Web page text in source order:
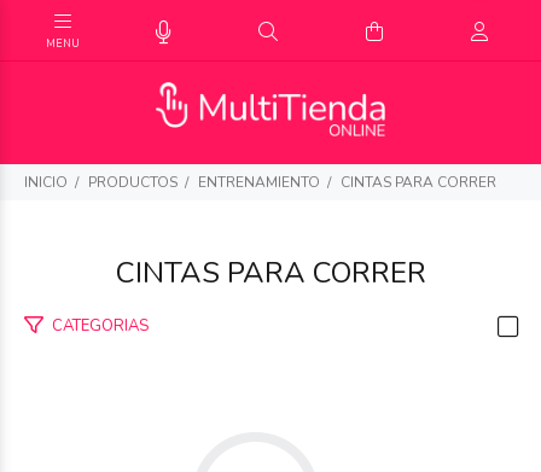
INICIO PRODUCTOS ENTRENAMIENTO CINTAS PARA CORRER
CINTAS PARA CORRER
CATEGORIAS